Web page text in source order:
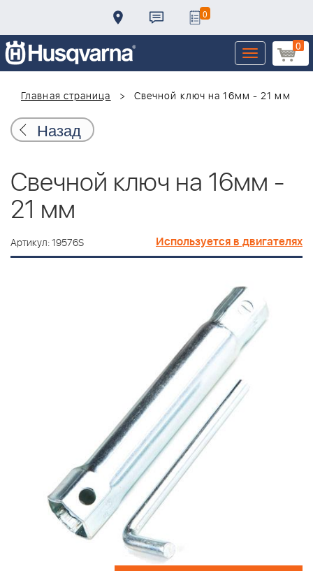
0
0
Toggle
navigation
Главная страница
Свечной ключ на 16мм - 21 мм
Назад
Свечной ключ на 16мм -
21 мм
Артикул: 19576S Используется в двигателях